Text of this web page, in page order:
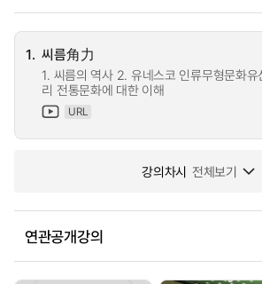
1. 씨름角力
1. 씨름의 역사 2. 유네스코 인류무형문화
리 전통문화에 대한 이해
URL
강의차시 전체보기
연관공개강의